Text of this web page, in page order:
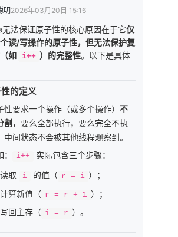
明2026年03月20日 15:16
法保证原子性的核心原因在于它仅
读/写操作的原子性，但无法保护复
如
i++ ）的完整性。以下是具体
的定义
性要求一个操作（或多个操作） 不
割 ，要么全部执行，要么完全不执
中间状态不会被其他线程观察到。
i++ 实际包含三个步骤：
读取 i 的值（ r = i ）；
计算新值（ r = r + 1 ）；
写回主存（ i = r ）。